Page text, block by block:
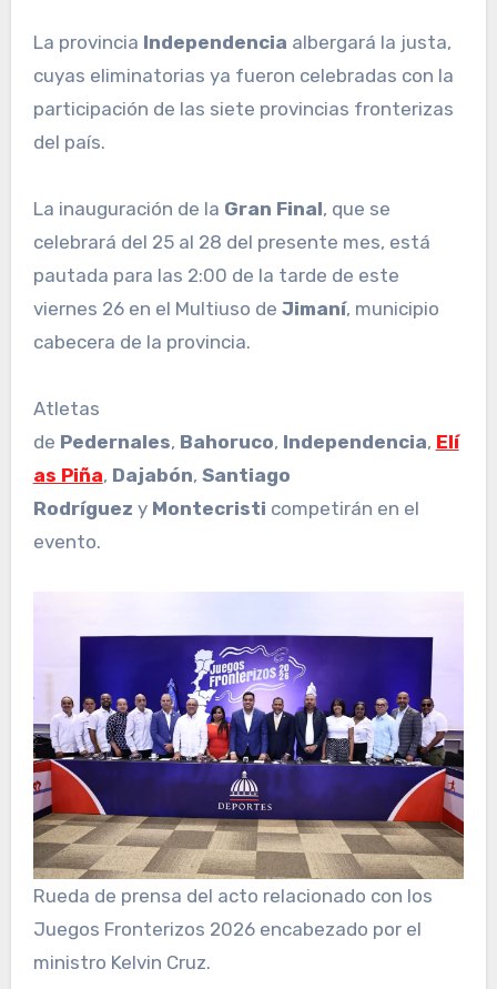
La provincia Independencia albergará la justa,
cuyas eliminatorias ya fueron celebradas con la
participación de las siete provincias fronterizas
del país.
La inauguración de la Gran Final, que se
celebrará del 25 al 28 del presente mes, está
pautada para las 2:00 de la tarde de este
viernes 26 en el Multiuso de Jimaní, municipio
cabecera de la provincia.
Atletas
de Pedernales, Bahoruco, Independencia, Elí
as Piña, Dajabón, Santiago
Rodríguez y Montecristi competirán en el
evento.
Rueda de prensa del acto relacionado con los
Juegos Fronterizos 2026 encabezado por el
ministro Kelvin Cruz.